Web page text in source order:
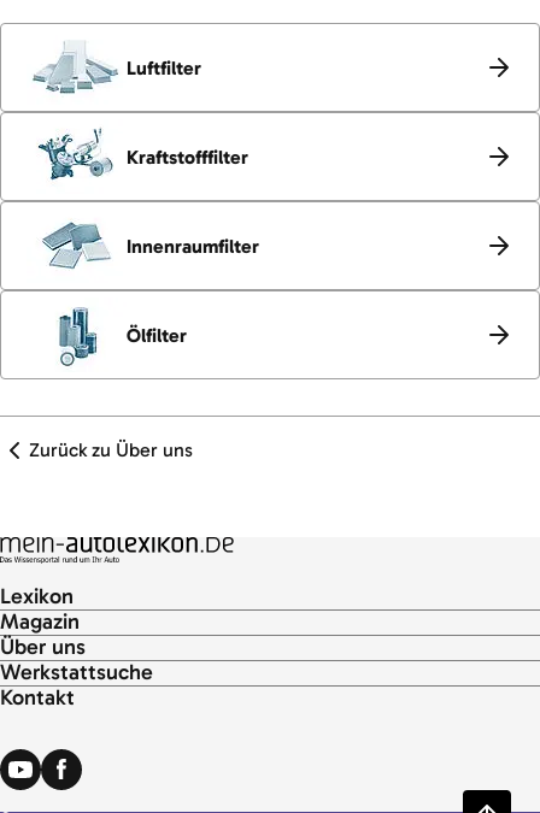
Luftfilter
Kraftstofffilter
Innenraumfilter
Ölfilter
Zurück zu Über uns
Lexikon
Magazin
Über uns
Werkstattsuche
Kontakt